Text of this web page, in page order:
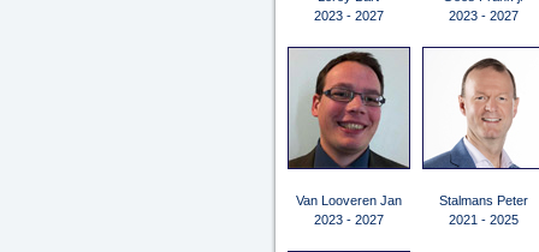
2023 - 2027
2023 - 2027
Van Looveren Jan
2023 - 2027
Stalmans Peter
2021 - 2025